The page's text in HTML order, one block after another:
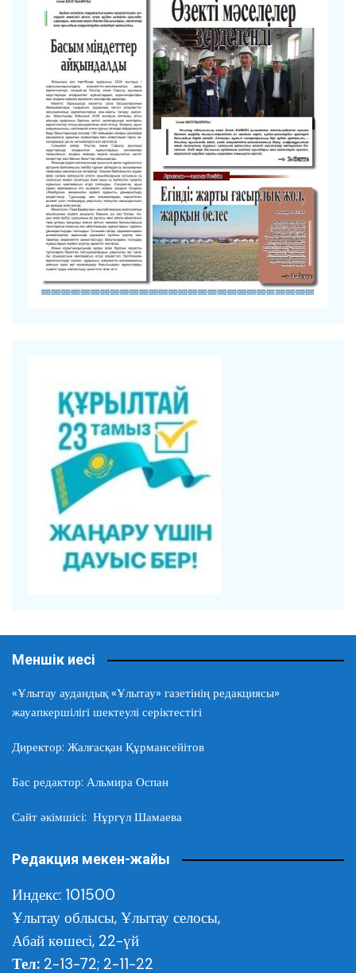
Меншік иесі
«Ұлытау аудандық «Ұлытау» газетінің редакциясы»
жауапкершілігі шектеулі серіктестігі
Директор: Жалғасқан Құрмансейітов
Бас редактор: Альмира Оспан
Сайт әкімшісі: Нұргүл Шамаева
Редакция мекен-жайы
Индекс: 101500
Ұлытау облысы, Ұлытау селосы,
Абай көшесі, 22-үй
Тел: 2-13-72; 2-11-22